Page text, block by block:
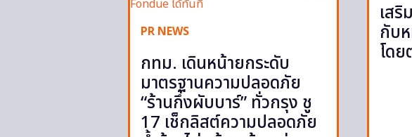
PR NEWS
กทม. เดินหน้ายกระดับ
มาตรฐานความปลอดภัย
“ร้านกึ่งผับบาร์” ทั่วกรุง ชู
17 เช็กลิสต์ความปลอดภัย
เส
กับ
โดย